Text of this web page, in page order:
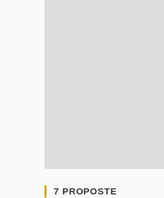
7 PROPOSTE